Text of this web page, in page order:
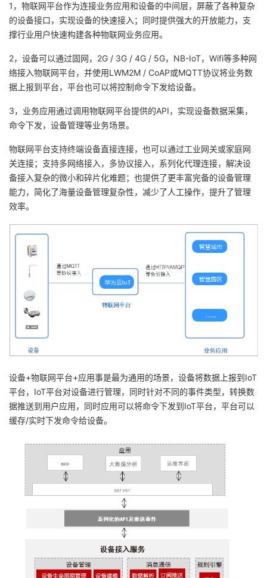
1，物联网平台作为连接业务应用和设备的中间层，屏蔽了各种复杂
的设备接口，实现设备的快速接入；同时提供强大的开放能力，支
撑行业用户快速构建各种物联网业务应用。
2，设备可以通过固网，2G / 3G / 4G / 5G，NB-IoT，Wifi等多种网
络接入物联网平台，并使用LWM2M / CoAP或MQTT协议将业务数
据上报到平台，平台也可以将控制命令下发给设备。
3，业务应用通过调用物联网平台提供的API，实现设备数据采集，
命令下发，设备管理等业务场景。
物联网平台支持终端设备直接连接，也可以通过工业网关或家庭网
关连接；支持多网络接入，多协议接入，系列化代理连接，解决设
备接入复杂的微小和碎片化难题；也提供了更丰富完备的设备管理
能力，简化了海量设备管理复杂性，减少了人工操作，提升了管理
效率。
设备+物联网平台+应用事是最为通用的场景，设备将数据上报到IoT
平台，IoT平台对设备进行管理，同时针对不同的事件类型，转换数
据推送到用户应用，同时应用可以将命令下发到IoT平台，平台可以
缓存/实时下发命令给设备。